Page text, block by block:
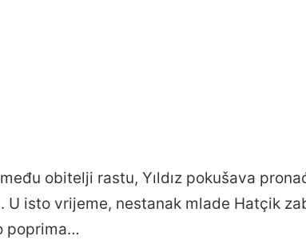
obitelji rastu, Yıldız pokušava
U isto vrijeme, nestanak mlade Hatçik
poprima…